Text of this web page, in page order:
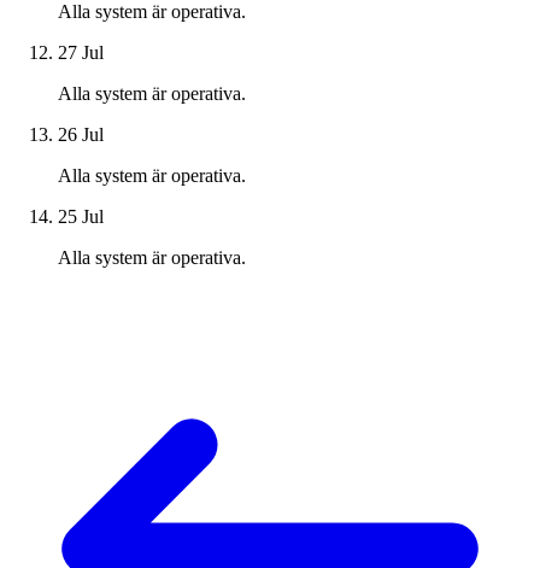
Alla system är operativa.
27 Jul
Alla system är operativa.
26 Jul
Alla system är operativa.
25 Jul
Alla system är operativa.